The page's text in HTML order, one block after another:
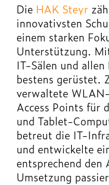
Die HAK Steyr
innovativsten
einem starken
Unterstützung.
IT-Sälen und
bestens gerüstet.
verwaltete
Access Points für
und Tablet-
betreut die IT-
und entwickelte
entsprechend den
Umsetzung